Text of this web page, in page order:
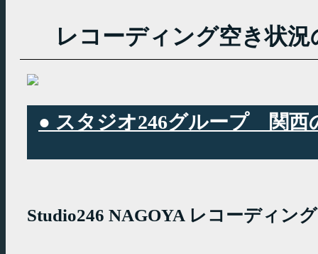
レコーディング空き状況
● スタジオ246グループ 関西
Studio246 NAGOYA レコーディン